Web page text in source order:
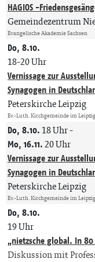
HAGIOS -
Gemeindezentrum
Evangelische Akademie Sachsen
Do, 8.10.
18-20 Uhr
Vernissage zur
Synagogen in
Peterskirche Leipzig
Ev.-Luth. Kirchgemeinde im
Do, 8.10.18 Uhr-
Mo, 16.11.20 Uhr
Vernissage zur
Synagogen in
Peterskirche Leipzig
Ev.-Luth. Kirchgemeinde im
Do, 8.10.
19 Uhr
„nietzsche global. In
Diskussion mit